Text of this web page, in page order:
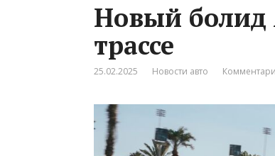
Новый болид
трассе
25.02.2025 Новости авто